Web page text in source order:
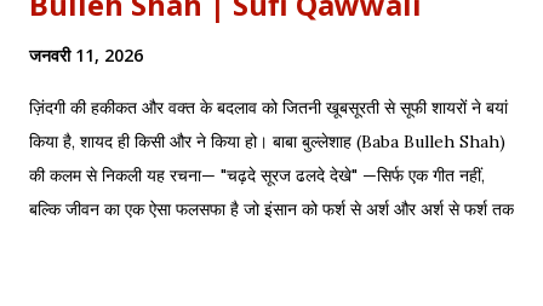
जनवरी 11, 2026
ज़िंदगी की हकीकत और वक्त के बदलाव को जितनी खूबसूरती से सूफी शायरों ने बयां
किया है, शायद ही किसी और ने किया हो। बाबा बुल्लेशाह (Baba Bulleh Shah)
की कलम से निकली यह रचना— "चढ़दे सूरज ढलदे देखे" —सिर्फ एक गीत नहीं,
बल्कि जीवन का एक ऐसा फलसफा है जो इंसान को फर्श से अर्श और अर्श से फर्श तक